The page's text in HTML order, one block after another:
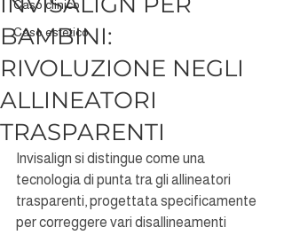
Caso clinico
Caso estetico
BAMBINI:
RIVOLUZIONE NEGLI
ALLINEATORI
TRASPARENTI
Invisalign si distingue come una
tecnologia di punta tra gli allineatori
trasparenti, progettata specificamente
per correggere vari disallineamenti